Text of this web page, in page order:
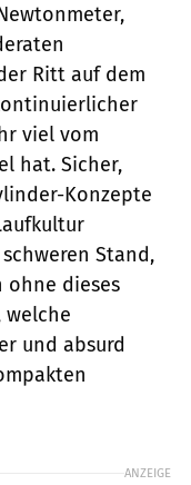
Ritt auf dem
viel vom
hat. Sicher,
Konzepte
Stand,
ohne dieses
und absurd
ANZEIGE